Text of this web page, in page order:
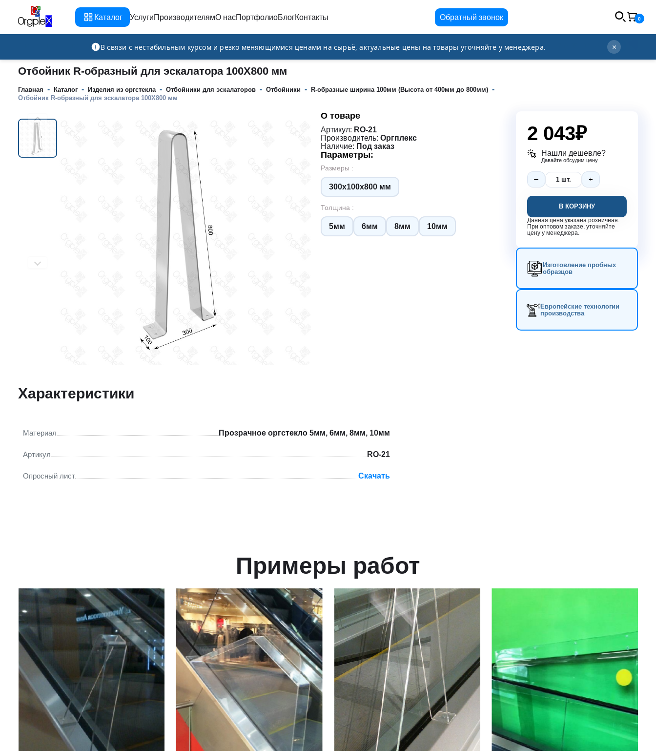
Каталог УслугиПроизводителямО насПортфолиоБлогКонтакты Обратный звонок 0
В связи с нестабильным курсом и резко меняющимися ценами на сырьё, актуальные цены на товары уточняйте у менеджера. ×
Рекламно-производственная компания info@orgplex.com +7 (495) 021-63-96
Отбойник R-образный для эскалатора 100Х800 мм
Главная - Каталог - Изделия из оргстекла - Отбойники для эскалаторов - Отбойники - R-образные ширина 100мм (Высота от 400мм до 800мм) -
Отбойник R-образный для эскалатора 100Х800 мм
О товаре
Артикул: RO-21
Производитель:Оргплекс
Наличие: Под заказ
Параметры:
Размеры :
300х100х800 мм
Толщина :
5мм 6мм 8мм 10мм
2 043₽
Нашли дешевле?
Давайте обсудим цену
В КОРЗИНУ
Данная цена указана розничная.
При оптовом заказе, уточняйте
цену у менеджера.
Изготовление пробных
образцов
Европейские технологии
производства
Характеристики
Материал Прозрачное оргстекло 5мм, 6мм, 8мм, 10мм
Артикул RO-21
Опросный лист Скачать
Примеры работ